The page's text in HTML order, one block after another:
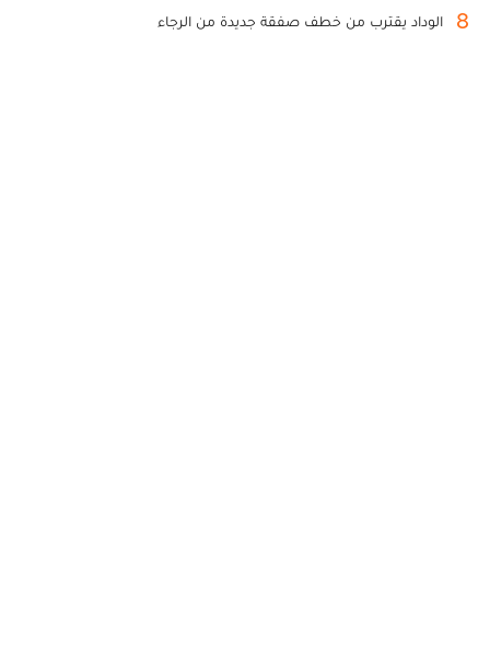
8 الوداد يقترب من خطف صفقة جديدة من الرجاء